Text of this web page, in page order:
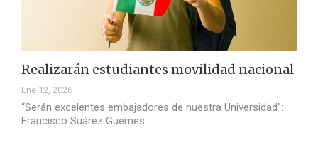
Realizarán estudiantes movilidad nacional
Ene 12, 2026
“Serán excelentes embajadores de nuestra Universidad”:
Francisco Suárez Güemes